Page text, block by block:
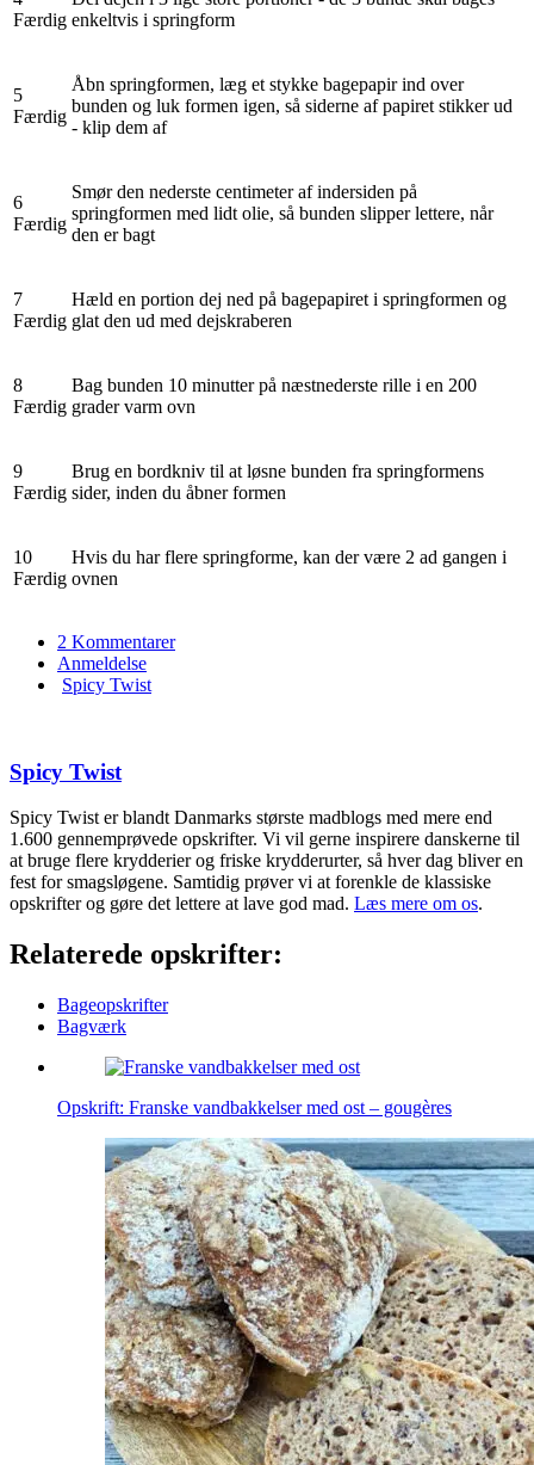
Færdig enkeltvis i springform
5
Færdig
Åbn springformen, læg et stykke bagepapir ind over
bunden og luk formen igen, så siderne af papiret stikker ud
- klip dem af
6
Færdig
Smør den nederste centimeter af indersiden på
springformen med lidt olie, så bunden slipper lettere, når
den er bagt
7
Færdig
Hæld en portion dej ned på bagepapiret i springformen og
glat den ud med dejskraberen
8
Færdig
Bag bunden 10 minutter på næstnederste rille i en 200
grader varm ovn
9
Færdig
Brug en bordkniv til at løsne bunden fra springformens
sider, inden du åbner formen
10
Færdig
Hvis du har flere springforme, kan der være 2 ad gangen i
ovnen
2 Kommentarer
Anmeldelse
Spicy Twist
Spicy Twist
Spicy Twist er blandt Danmarks største madblogs med mere end
1.600 gennemprøvede opskrifter. Vi vil gerne inspirere danskerne til
at bruge flere krydderier og friske krydderurter, så hver dag bliver en
fest for smagsløgene. Samtidig prøver vi at forenkle de klassiske
opskrifter og gøre det lettere at lave god mad. Læs mere om os.
Relaterede opskrifter:
Bageopskrifter
Bagværk
Opskrift: Franske vandbakkelser med ost – gougères